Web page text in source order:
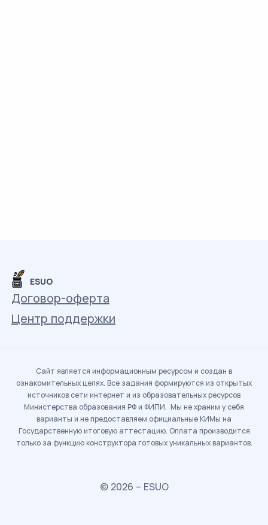
ESUO
Договор-оферта
Центр поддержки
Сайт является информационным ресурсом и создан в
ознакомительных целях. Все задания формируются из открытых
источников сети интернет и из образовательных ресурсов
Министерства образования РФ и ФИПИ. Мы не храним у себя
варианты и не предоставляем официальные КИМы на
Государственную итоговую аттестацию. Оплата производится
только за функцию конструктора готовых уникальных вариантов.
© 2026 – ESUO